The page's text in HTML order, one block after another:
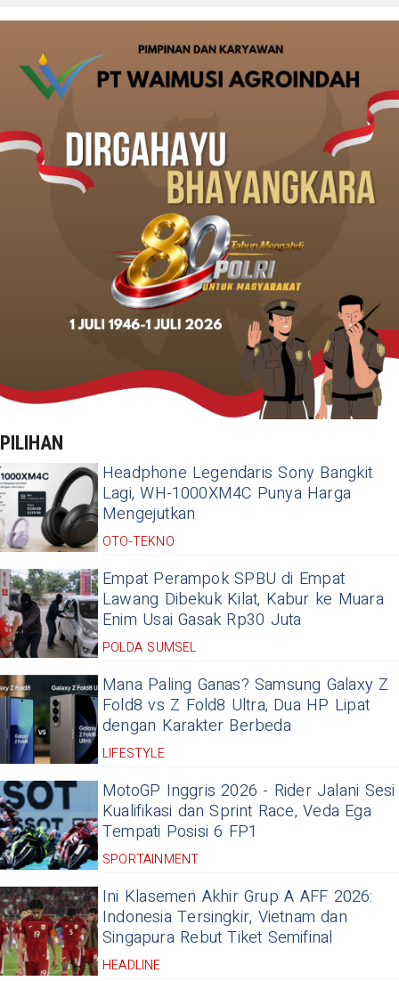
PILIHAN
Headphone Legendaris Sony Bangkit
Lagi, WH-1000XM4C Punya Harga
Mengejutkan
OTO-TEKNO
Empat Perampok SPBU di Empat
Lawang Dibekuk Kilat, Kabur ke Muara
Enim Usai Gasak Rp30 Juta
POLDA SUMSEL
Mana Paling Ganas? Samsung Galaxy Z
Fold8 vs Z Fold8 Ultra, Dua HP Lipat
dengan Karakter Berbeda
LIFESTYLE
MotoGP Inggris 2026 - Rider Jalani Sesi
Kualifikasi dan Sprint Race, Veda Ega
Tempati Posisi 6 FP1
SPORTAINMENT
Ini Klasemen Akhir Grup A AFF 2026:
Indonesia Tersingkir, Vietnam dan
Singapura Rebut Tiket Semifinal
HEADLINE